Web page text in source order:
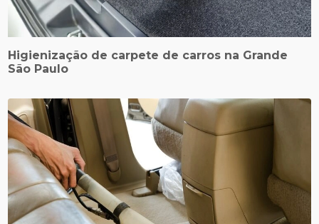
Higienização de carpete de carros na Grande
São Paulo